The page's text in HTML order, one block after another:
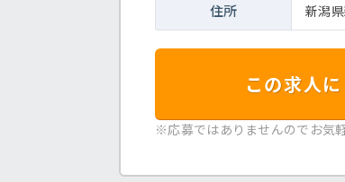
住所 新潟
この求人に
※応募ではありませんのでお気